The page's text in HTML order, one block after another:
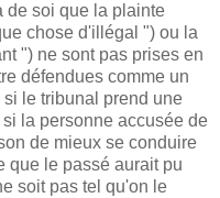
de soi que la plainte
chose d'illégal ") ou la
") ne sont pas prises en
défendues comme un
le tribunal prend une
la personne accusée de
de mieux se conduire
que le passé aurait pu
soit pas tel qu'on le